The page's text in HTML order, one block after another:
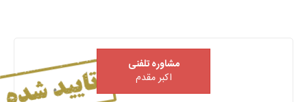
مشاوره تلفنی
اکبر مقدم